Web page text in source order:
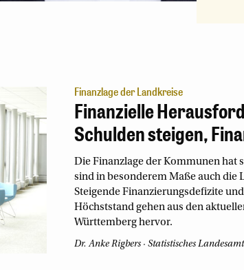
Finanzlage der Landkreise
Finanzielle
Schulden steigen,
Die Finanzlage der Kommunen hat
sind in besonderem Maße auch
Steigende Finanzierungsdefizite
Höchststand gehen aus den
Württemberg hervor.
Dr. Anke Rigbers Statistisches